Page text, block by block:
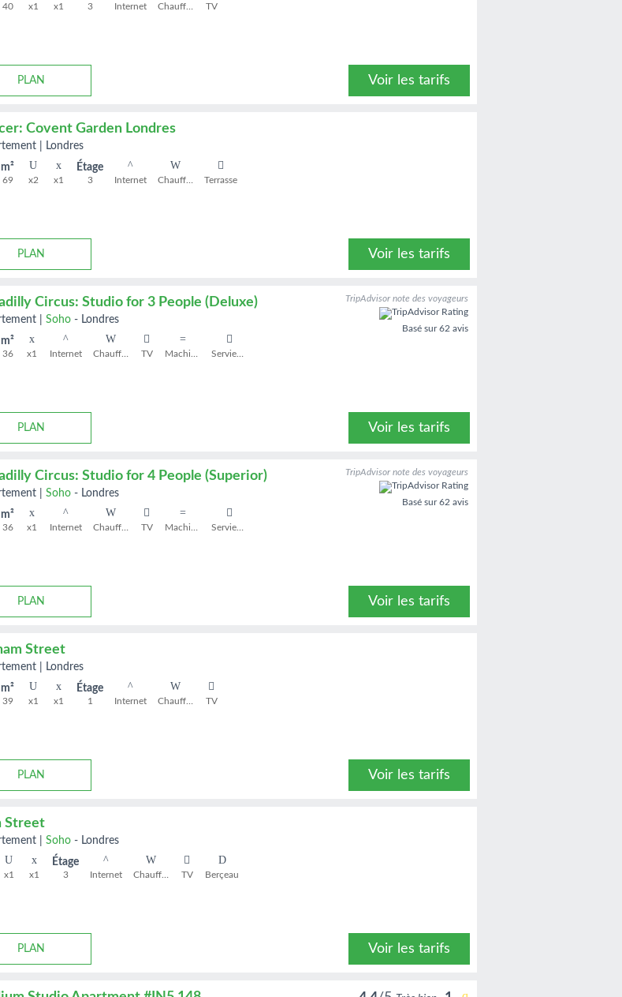
40 x1 x1 3 Internet TV
PLAN Voir les tarifs
Covent Garden Londres
Londres
m²
69 x2 x1
Étage
3 Internet Terrasse
PLAN Voir les tarifs
Circus: Studio for 3 People (Deluxe)
|Soho - Londres
m²
36 x1 Internet TV
TripAdvisor note des voyageurs
Basé sur62 avis
PLAN Voir les tarifs
Circus: Studio for 4 People (Superior)
|Soho - Londres
m²
36 x1 Internet TV
TripAdvisor note des voyageurs
Basé sur62 avis
PLAN Voir les tarifs
Street
Londres
m²
39 x1 x1
Étage
1 Internet TV
PLAN Voir les tarifs
Street
|Soho - Londres
x1 x1
Étage
3 Internet TV Berçeau
PLAN Voir les tarifs